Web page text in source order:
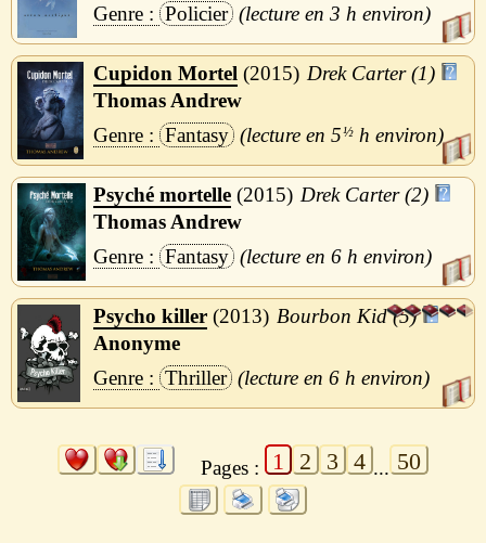
Policier
3 h
Cupidon Mortel 2015
Drek Carter (1)
Thomas Andrew
Fantasy
5½ h
Psyché mortelle 2015
Drek Carter (2)
Thomas Andrew
Fantasy
6 h
Psycho killer 2013
Bourbon Kid (5)
Anonyme
Thriller
6 h
Pages : 1 2 3 4 ... 50